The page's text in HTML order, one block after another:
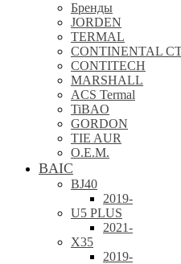
Бренды
JORDEN
TERMAL
CONTINENTAL
CONTITECH
MARSHALL
ACS Termal
TiBAO
GORDON
TIE AUR
O.E.M.
BAIC
BJ40
2019-
U5 PLUS
2021-
X35
2019-